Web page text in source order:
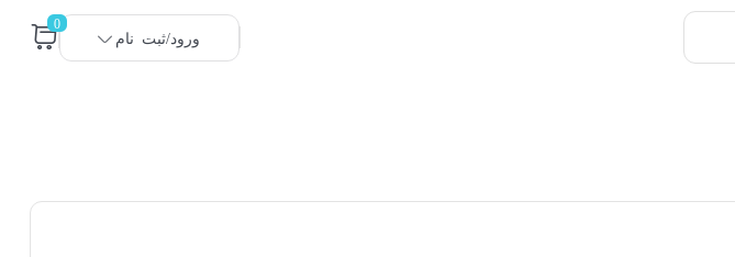
ورود/ثبت نام
0